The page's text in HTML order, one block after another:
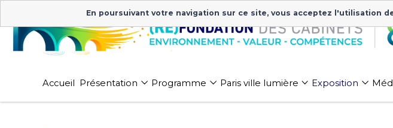
Accueil Présentation Programme Paris ville lumière Exposition
En poursuivant votre navigation sur ce site, vous acceptez l'utilisation